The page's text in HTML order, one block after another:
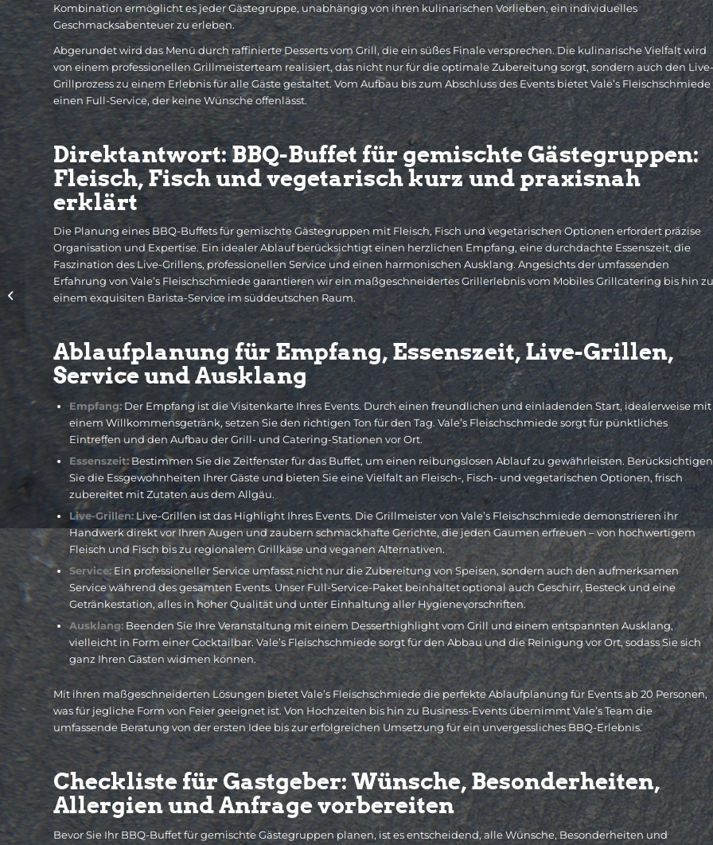
Kombination ermöglicht es jeder Gästegruppe, unabhängig von ihren kulinarischen Vorlieben, ein individuelles
Geschmacksabenteuer zu erleben.
Abgerundet wird das Menü durch raffinierte Desserts vom Grill, die ein süßes Finale versprechen. Die kulinarische Vielfalt wird
von einem professionellen Grillmeisterteam realisiert, das nicht nur für die optimale Zubereitung sorgt, sondern auch den Live-
Grillprozess zu einem Erlebnis für alle Gäste gestaltet. Vom Aufbau bis zum Abschluss des Events bietet Vale’s Fleischschmiede
einen Full-Service, der keine Wünsche offenlässt.
Direktantwort: BBQ-Buffet für gemischte Gästegruppen:
Fleisch, Fisch und vegetarisch kurz und praxisnah
erklärt
Die Planung eines BBQ-Buffets für gemischte Gästegruppen mit Fleisch, Fisch und vegetarischen Optionen erfordert präzise
Organisation und Expertise. Ein idealer Ablauf berücksichtigt einen herzlichen Empfang, eine durchdachte Essenszeit, die
Faszination des Live-Grillens, professionellen Service und einen harmonischen Ausklang. Angesichts der umfassenden
Erfahrung von Vale’s Fleischschmiede garantieren wir ein maßgeschneidertes Grillerlebnis vom Mobiles Grillcatering bis hin zu
einem exquisiten Barista-Service im süddeutschen Raum.
Ablaufplanung für Empfang, Essenszeit, Live-Grillen,
Service und Ausklang
Empfang: Der Empfang ist die Visitenkarte Ihres Events. Durch einen freundlichen und einladenden Start, idealerweise mit
einem Willkommensgetränk, setzen Sie den richtigen Ton für den Tag. Vale’s Fleischschmiede sorgt für pünktliches
Eintreffen und den Aufbau der Grill- und Catering-Stationen vor Ort.
Essenszeit: Bestimmen Sie die Zeitfenster für das Buffet, um einen reibungslosen Ablauf zu gewährleisten. Berücksichtigen
Sie die Essgewohnheiten Ihrer Gäste und bieten Sie eine Vielfalt an Fleisch-, Fisch- und vegetarischen Optionen, frisch
zubereitet mit Zutaten aus dem Allgäu.
Live-Grillen:Live-Grillen ist das Highlight Ihres Events. Die Grillmeister von Vale’s Fleischschmiede demonstrieren ihr
Handwerk direkt vor Ihren Augen und zaubern schmackhafte Gerichte, die jeden Gaumen erfreuen – von hochwertigem
Fleisch und Fisch bis zu regionalem Grillkäse und veganen Alternativen.
Service: Ein professioneller Service umfasst nicht nur die Zubereitung von Speisen, sondern auch den aufmerksamen
Service während des gesamten Events. Unser Full-Service-Paket beinhaltet optional auch Geschirr, Besteck und eine
Getränkestation, alles in hoher Qualität und unter Einhaltung aller Hygienevorschriften.
Ausklang: Beenden Sie Ihre Veranstaltung mit einem Desserthighlight vom Grill und einem entspannten Ausklang,
vielleicht in Form einer Cocktailbar. Vale’s Fleischschmiede sorgt für den Abbau und die Reinigung vor Ort, sodass Sie sich
ganz Ihren Gästen widmen können.
Mit ihren maßgeschneiderten Lösungen bietet Vale’s Fleischschmiede die perfekte Ablaufplanung für Events ab 20 Personen,
was für jegliche Form von Feier geeignet ist. Von Hochzeiten bis hin zu Business-Events übernimmt Vale’s Team die
umfassende Beratung von der ersten Idee bis zur erfolgreichen Umsetzung für ein unvergessliches BBQ-Erlebnis.
Checkliste für Gastgeber: Wünsche, Besonderheiten,
Allergien und Anfrage vorbereiten
Bevor Sie Ihr BBQ-Buffet für gemischte Gästegruppen planen, ist es entscheidend, alle Wünsche, Besonderheiten und
Kleine Hochzeit mit
Grillcatering ab 20